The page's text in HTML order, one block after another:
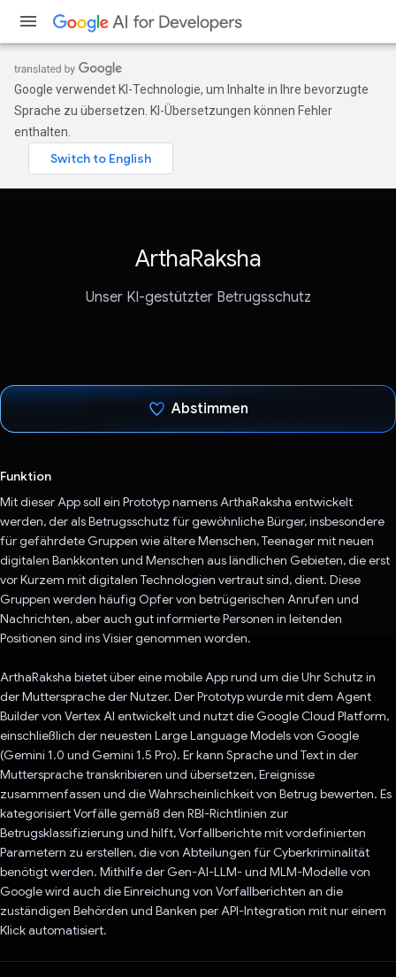
Google verwendet KI-Technologie, um Inhalte in Ihre bevorzugte
Sprache zu übersetzen. KI-Übersetzungen können Fehler
enthalten.
ArthaRaksha
Unser KI-gestützter Betrugsschutz
Abstimmen
Funktion
Mit dieser App soll ein Prototyp namens ArthaRaksha entwickelt
werden, der als Betrugsschutz für gewöhnliche Bürger, insbesondere
für gefährdete Gruppen wie ältere Menschen, Teenager mit neuen
digitalen Bankkonten und Menschen aus ländlichen Gebieten, die erst
vor Kurzem mit digitalen Technologien vertraut sind, dient. Diese
Gruppen werden häufig Opfer von betrügerischen Anrufen und
Nachrichten, aber auch gut informierte Personen in leitenden
Positionen sind ins Visier genommen worden.
ArthaRaksha bietet über eine mobile App rund um die Uhr Schutz in
der Muttersprache der Nutzer. Der Prototyp wurde mit dem Agent
Builder von Vertex AI entwickelt und nutzt die Google Cloud Platform,
einschließlich der neuesten Large Language Models von Google
(Gemini 1.0 und Gemini 1.5 Pro). Er kann Sprache und Text in der
Muttersprache transkribieren und übersetzen, Ereignisse
zusammenfassen und die Wahrscheinlichkeit von Betrug bewerten. Es
kategorisiert Vorfälle gemäß den RBI-Richtlinien zur
Betrugsklassifizierung und hilft, Vorfallberichte mit vordefinierten
Parametern zu erstellen, die von Abteilungen für Cyberkriminalität
benötigt werden. Mithilfe der Gen-AI-LLM- und MLM-Modelle von
Google wird auch die Einreichung von Vorfallberichten an die
zuständigen Behörden und Banken per API-Integration mit nur einem
Klick automatisiert.